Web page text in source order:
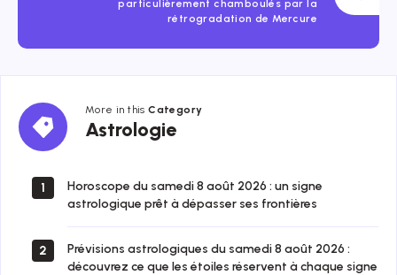
particulièrement chamboulés par la
rétrogradation de Mercure
More in thisCategory
Astrologie
Astrologie
1
Horoscope du samedi 8 août 2026 : un signe
astrologique prêt à dépasser ses frontières
2
Prévisions astrologiques du samedi 8 août 2026 :
découvrez ce que les étoiles réservent à chaque signe